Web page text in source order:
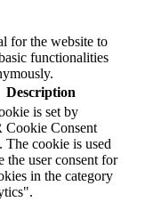
for the website to
functionalities
Description
is set by
Cookie Consent
The cookie is used
the user consent for
in the category